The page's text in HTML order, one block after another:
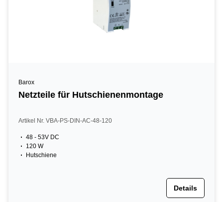
Barox
Netzteile für Hutschienenmontage
Artikel Nr. VBA-PS-DIN-AC-48-120
48 - 53V DC
120 W
Hutschiene
Details